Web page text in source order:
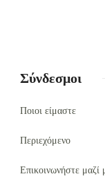
Σύνδεσμοι
Ποιοι είμαστε
Περιεχόμενο
Επικοινωνήστε μαζί